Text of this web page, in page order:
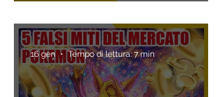
16 gen Tempo di lettura: 7 min